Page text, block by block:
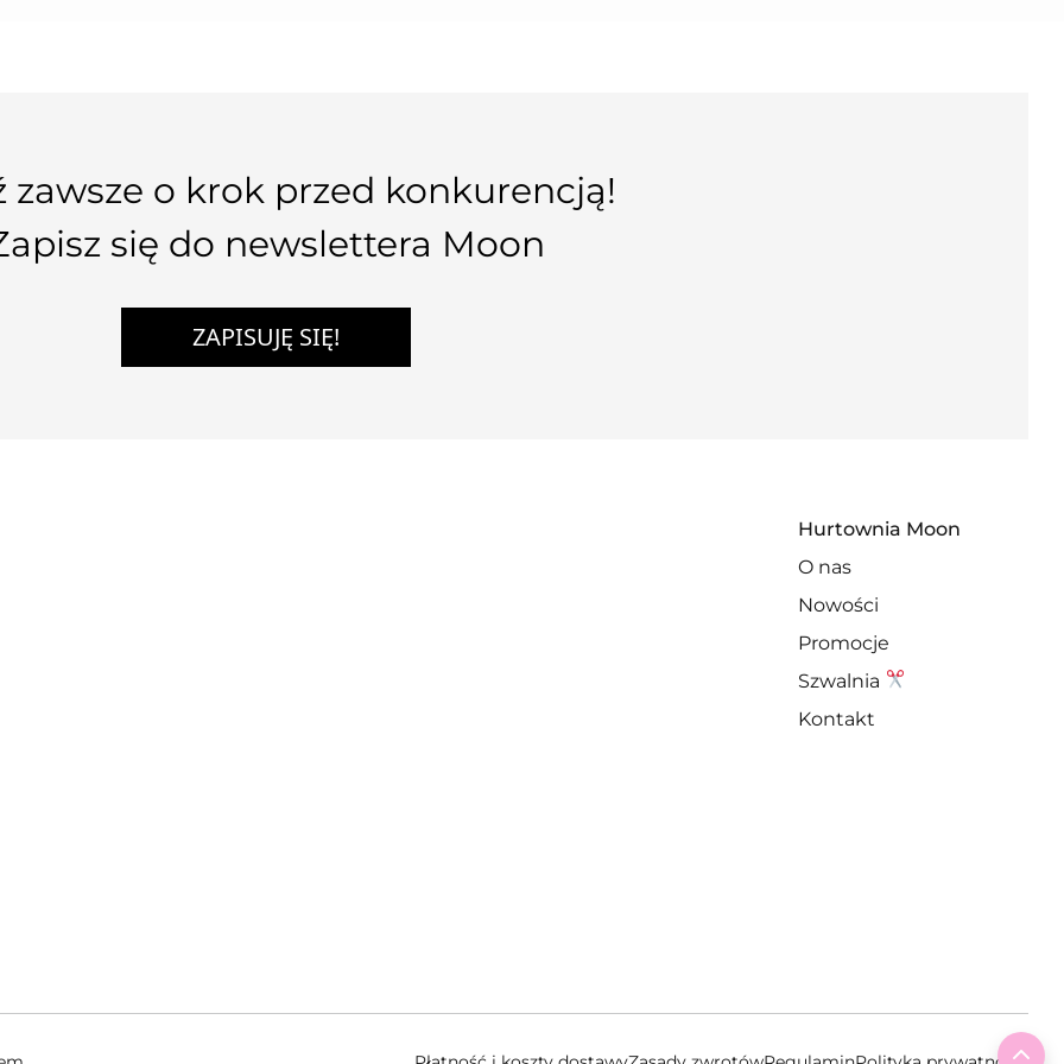
zawsze o krok przed konkurencją!
się do newslettera Moon
ZAPISUJĘ SIĘ!
Hurtownia Moon
O nas
Nowości
Promocje
Szwalnia
Kontakt